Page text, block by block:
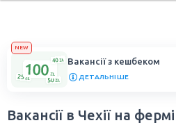
NEW
Вакансії з кешбеком
ДЕТАЛЬНІШЕ
Вакансії в Чехії на